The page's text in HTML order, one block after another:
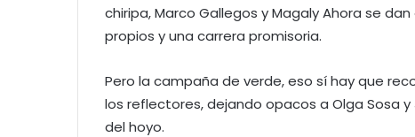
chiripa, Marco Gallegos y Magaly Ahora se
propios y una carrera promisoria.
Pero la campaña de verde, eso sí hay que
los reflectores, dejando opacos a Olga Sosa
del hoyo.